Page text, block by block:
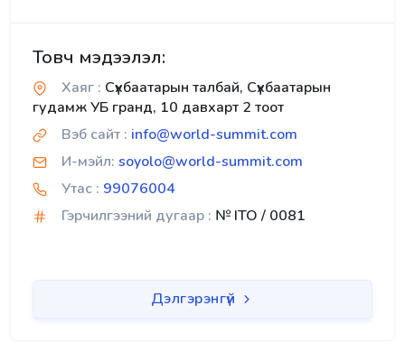
Товч мэдээлэл:
Хаяг : Сүхбаатарын талбай, Сүхбаатарын
гудамж УБ гранд, 10 давхарт 2 тоот
Вэб сайт : info@world-summit.com
И-мэйл: soyolo@world-summit.com
Утас : 99076004
Гэрчилгээний дугаар : № ITO / 0081
Дэлгэрэнгүй